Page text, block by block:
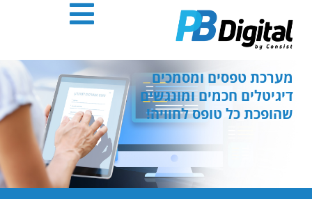
אנטר
מערכת טפסים ומסמכים
דיגיטלים חכמים ומונגשים
שהופכת כל טופס לחוויה!